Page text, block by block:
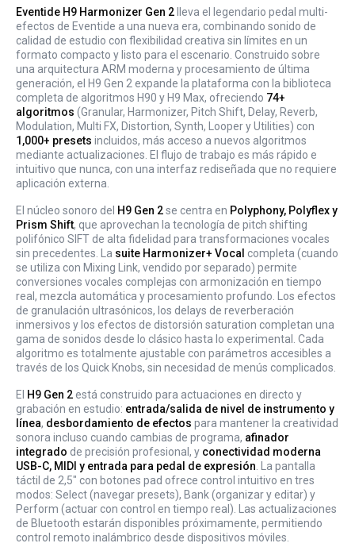
Eventide H9 Harmonizer Gen 2 lleva el legendario pedal multi-
efectos de Eventide a una nueva era, combinando sonido de
calidad de estudio con flexibilidad creativa sin límites en un
formato compacto y listo para el escenario. Construido sobre
una arquitectura ARM moderna y procesamiento de última
generación, el H9 Gen 2 expande la plataforma con la biblioteca
completa de algoritmos H90 y H9 Max, ofreciendo 74+
algoritmos (Granular, Harmonizer, Pitch Shift, Delay, Reverb,
Modulation, Multi FX, Distortion, Synth, Looper y Utilities) con
1,000+ presets incluidos, más acceso a nuevos algoritmos
mediante actualizaciones. El flujo de trabajo es más rápido e
intuitivo que nunca, con una interfaz rediseñada que no requiere
aplicación externa.
El núcleo sonoro del H9 Gen 2se centra en Polyphony, Polyflex y
Prism Shift, que aprovechan la tecnología de pitch shifting
polifónico SIFT de alta fidelidad para transformaciones vocales
sin precedentes. La suite Harmonizer+ Vocal completa (cuando
se utiliza con Mixing Link, vendido por separado) permite
conversiones vocales complejas con armonización en tiempo
real, mezcla automática y procesamiento profundo. Los efectos
de granulación ultrasónicos, los delays de reverberación
inmersivos y los efectos de distorsión saturation completan una
gama de sonidos desde lo clásico hasta lo experimental. Cada
algoritmo es totalmente ajustable con parámetros accesibles a
través de los Quick Knobs, sin necesidad de menús complicados.
El H9 Gen 2está construido para actuaciones en directo y
grabación en estudio: entrada/salida de nivel de instrumento y
línea, desbordamiento de efectos para mantener la creatividad
sonora incluso cuando cambias de programa, afinador
integrado de precisión profesional, y conectividad moderna
USB-C, MIDI y entrada para pedal de expresión . La pantalla
táctil de 2,5" con botones pad ofrece control intuitivo en tres
modos: Select (navegar presets), Bank (organizar y editar) y
Perform (actuar con control en tiempo real). Las actualizaciones
de Bluetooth estarán disponibles próximamente, permitiendo
control remoto inalámbrico desde dispositivos móviles.